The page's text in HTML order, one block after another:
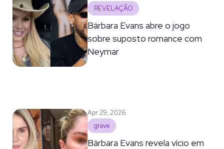
REVELAÇÃO
Bárbara Evans abre o jogo
sobre suposto romance com
Neymar
Apr 29, 2026
grave
Bárbara Evans revela vício em